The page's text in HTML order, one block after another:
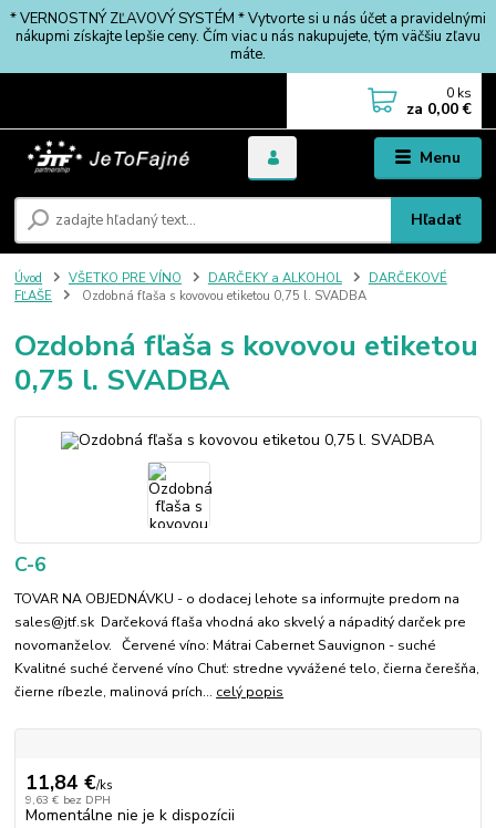
* VERNOSTNÝ ZĽAVOVÝ SYSTÉM * Vytvorte si u nás účet a pravidelnými
nákupmi získajte lepšie ceny. Čím viac u nás nakupujete, tým väčšiu zľavu
máte.
Menu
Hľadať
0 ks
za 0,00 €
Úvod VŠETKO PRE VÍNO DARČEKY a ALKOHOL
DARČEKOVÉ
FĽAŠE
Ozdobná fľaša s kovovou etiketou 0,75 l. SVADBA
Ozdobná fľaša s kovovou etiketou
0,75 l. SVADBA
C-6
TOVAR NA OBJEDNÁVKU - o dodacej lehote sa informujte predom na
sales@jtf.sk Darčeková fľaša vhodná ako skvelý a nápaditý darček pre
novomanželov. Červené víno: Mátrai Cabernet Sauvignon - suché
Kvalitné suché červené víno Chuť: stredne vyvážené telo, čierna čerešňa,
čierne ríbezle, malinová prích... celý popis
11,84 €/ks
9,63 € bez DPH
Momentálne nie je k dispozícii